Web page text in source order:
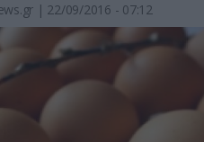
| 22/09/2016 - 07:12